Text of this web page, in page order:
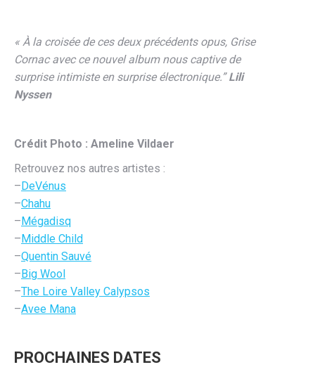
« À la croisée de ces deux précédents opus, Grise
Cornac avec ce nouvel album nous captive de
surprise intimiste en surprise électronique.”Lili
Nyssen
Crédit Photo : Ameline Vildaer
Retrouvez nos autres artistes :
–DeVénus
–Chahu
–Mégadisq
–Middle Child
–Quentin Sauvé
–Big Wool
–The Loire Valley Calypsos
–Avee Mana
PROCHAINES DATES